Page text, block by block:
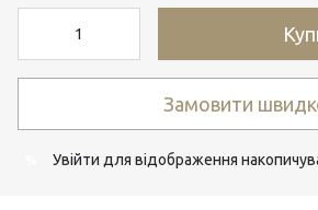
Замовити
Увійти для відображення